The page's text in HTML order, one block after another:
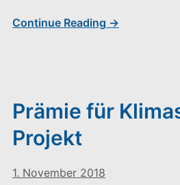
Continue Reading →
Prämie für
Projekt
1. November 2018